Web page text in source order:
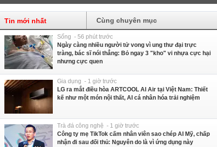
Tin mới nhất Cùng chuyên mục
Sống - 56 phút trước
Ngày càng nhiều người tử vong vì ung thư đại trực
tràng, bác sĩ nói thẳng: Bỏ ngay 3 "kho" vi nhựa cực hại
nhưng cực quen
Gia dụng - 1 giờ trước
LG ra mắt điều hòa ARTCOOL AI Air tại Việt Nam: Thiết
kế như một món nội thất, AI cá nhân hóa trải nghiệm
Trà đá công nghệ - 1 giờ trước
Công ty mẹ TikTok cấm nhân viên sao chép AI Mỹ, chấp
nhận đi sau đối thủ: Nguyên do là vì ứng dụng này